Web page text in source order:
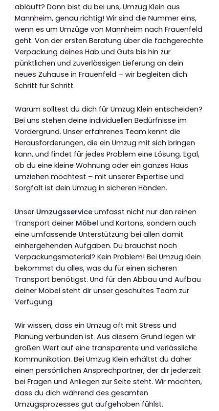
abläuft? Dann bist du bei uns, Umzug Klein aus
Mannheim, genau richtig! Wir sind die Nummer eins,
wenn es um Umzüge von Mannheim nach Frauenfeld
geht. Von der ersten Beratung über die fachgerechte
Verpackung deines Hab und Guts bis hin zur
pünktlichen und zuverlässigen Lieferung an dein
neues Zuhause in Frauenfeld – wir begleiten dich
Schritt für Schritt.
Warum solltest du dich für Umzug Klein entscheiden?
Bei uns stehen deine individuellen Bedürfnisse im
Vordergrund. Unser erfahrenes Team kennt die
Herausforderungen, die ein Umzug mit sich bringen
kann, und findet für jedes Problem eine Lösung. Egal,
ob du eine kleine Wohnung oder ein ganzes Haus
umziehen möchtest – mit unserer Expertise und
Sorgfalt ist dein Umzug in sicheren Händen.
Unser Umzugsservice umfasst nicht nur den reinen
Transport deiner Möbel und Kartons, sondern auch
eine umfassende Unterstützung bei allen damit
einhergehenden Aufgaben. Du brauchst noch
Verpackungsmaterial? Kein Problem! Bei Umzug Klein
bekommst du alles, was du für einen sicheren
Transport benötigst. Und für den Abbau und Aufbau
deiner Möbel steht dir unser geschultes Team zur
Verfügung.
Wir wissen, dass ein Umzug oft mit Stress und
Planung verbunden ist. Aus diesem Grund legen wir
großen Wert auf eine transparente und verlässliche
Kommunikation. Bei Umzug Klein erhältst du daher
einen persönlichen Ansprechpartner, der dir jederzeit
bei Fragen und Anliegen zur Seite steht. Wir möchten,
dass du dich während des gesamten
Umzugsprozesses gut aufgehoben fühlst.